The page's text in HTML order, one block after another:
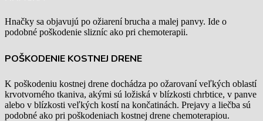
Hnačky sa objavujú po ožiarení brucha a malej panvy. Ide o
podobné poškodenie slizníc ako pri chemoterapii.
POŠKODENIE KOSTNEJ DRENE
K poškodeniu kostnej drene dochádza po ožarovaní veľkých oblastí
krvotvorného tkaniva, akými sú ložiská v blízkosti chrbtice, v panve
alebo v blízkosti veľkých kostí na končatinách. Prejavy a liečba sú
podobné ako pri poškodeniach kostnej drene chemoterapiou.